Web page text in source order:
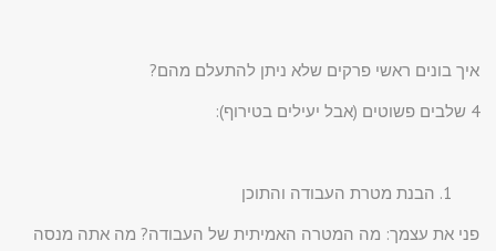
איך בונים ראשי פרקים שלא ניתן להתעלם מהם?
4 שלבים פשוטים (אבל יעילים בטירוף):
הבנת מטרת העבודה והתוכן
פני את עצמך: מה המטרה האמיתית של העבודה? מה אתה מנסה